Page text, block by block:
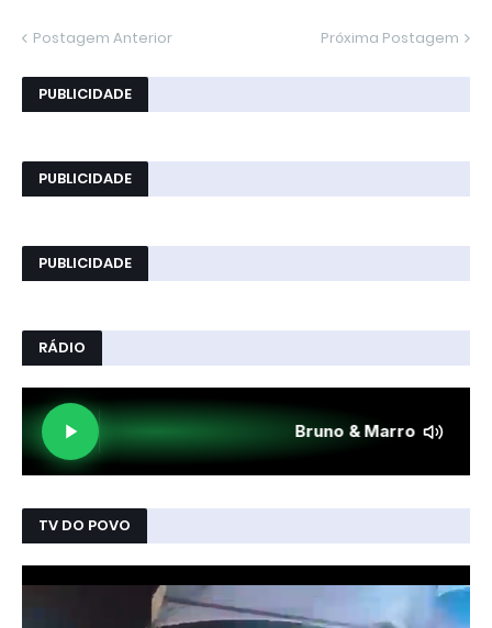
Postagem Anterior Próxima Postagem
PUBLICIDADE
PUBLICIDADE
PUBLICIDADE
RÁDIO
TV DO POVO